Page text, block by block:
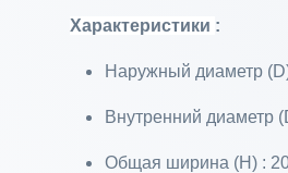
Характеристики :
Наружный диаметр
Внутренний диаметр
Общая ширина (H) :